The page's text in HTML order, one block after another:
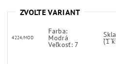
ZVOĽTE VARIANT
4224/MOD
Farba:
Modrá
Veľkosť: 7 (1